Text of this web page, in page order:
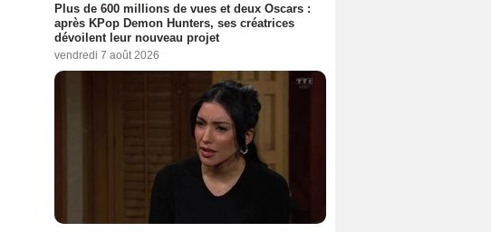
Plus de 600 millions de vues et deux Oscars :
après KPop Demon Hunters, ses créatrices
dévoilent leur nouveau projet
vendredi 7 août 2026